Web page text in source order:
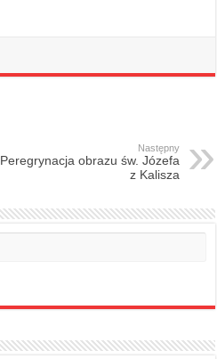
Następny
Peregrynacja obrazu św. Józefa
z Kalisza